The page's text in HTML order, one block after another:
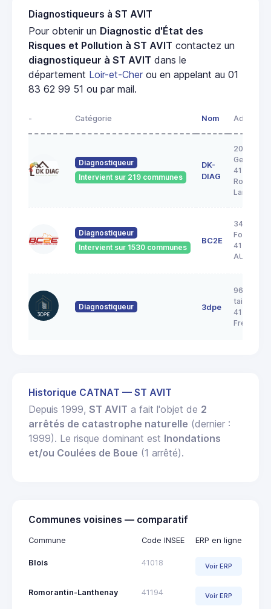
Diagnostiqueurs à ST AVIT
Pour obtenir un Diagnostic d'État des
Risques et Pollution à ST AVIT contactez un
diagnostiqueur à ST AVIT dans le
département Loir-et-Cher ou en appelant au 01
83 62 99 51 ou par mail.
- Catégorie Nom Adresse
Diagnostiqueur
Intervient sur 219 communes
DK-
DIAG
20A rue
George
41200
Lanthenay
Diagnostiqueur
Intervient sur 1530 communes
BC2E
34 Rue de
Forêt
41240
Diagnostiqueur 3dpe
96 rue de
taille
41700
Fresnes
Historique CATNAT — ST AVIT
Depuis 1999, ST AVIT a fait l'objet de 2
arrêtés de catastrophe naturelle (dernier :
1999). Le risque dominant est Inondations
et/ou Coulées de Boue (1 arrêté).
Communes voisines — comparatif
Commune Code INSEE ERP en ligne
Blois 41018 Voir ERP
Romorantin-Lanthenay 41194 Voir ERP